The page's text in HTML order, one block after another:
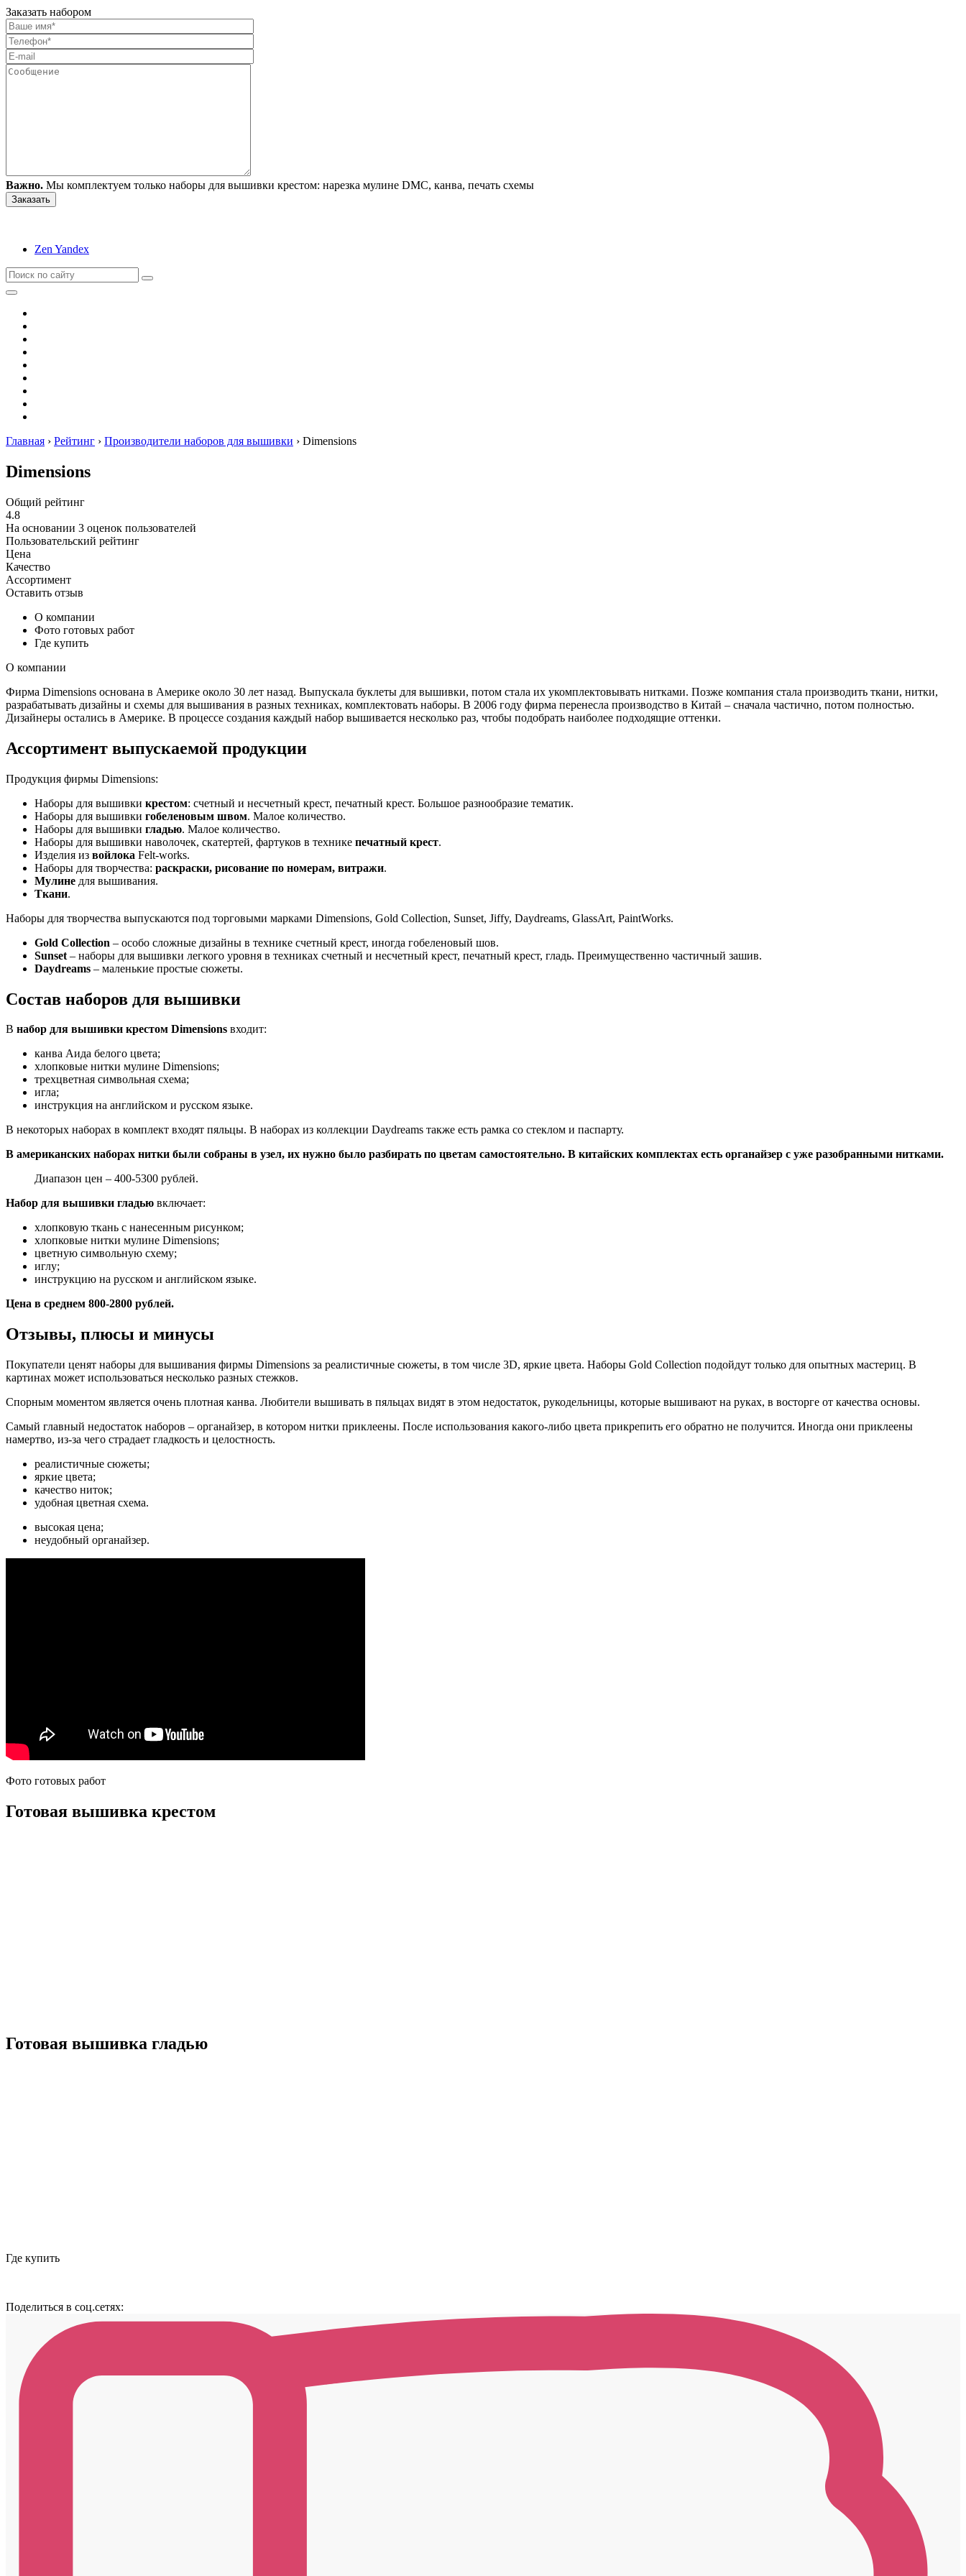
Заказать набором
Важно. Мы комплектуем только наборы для вышивки крестом: нарезка мулине DMC, канва, печать схемы
Zen Yandex
Главная › Рейтинг › Производители наборов для вышивки › Dimensions
Dimensions
Общий рейтинг
4.8
На основании 3 оценок пользователей
Пользовательский рейтинг
Цена
Качество
Ассортимент
Оставить отзыв
О компании
Фото готовых работ
Где купить
О компании
Фирма Dimensions основана в Америке около 30 лет назад. Выпускала буклеты для вышивки, потом стала их укомплектовывать нитками. Позже компания стала производить ткани, нитки,
разрабатывать дизайны и схемы для вышивания в разных техниках, комплектовать наборы. В 2006 году фирма перенесла производство в Китай – сначала частично, потом полностью.
Дизайнеры остались в Америке. В процессе создания каждый набор вышивается несколько раз, чтобы подобрать наиболее подходящие оттенки.
Ассортимент выпускаемой продукции
Продукция фирмы Dimensions:
Наборы для вышивки крестом: счетный и несчетный крест, печатный крест. Большое разнообразие тематик.
Наборы для вышивки гобеленовым швом. Малое количество.
Наборы для вышивки гладью. Малое количество.
Наборы для вышивки наволочек, скатертей, фартуков в технике печатный крест.
Изделия из войлока Felt-works.
Наборы для творчества: раскраски, рисование по номерам, витражи.
Мулине для вышивания.
Ткани.
Наборы для творчества выпускаются под торговыми марками Dimensions, Gold Collection, Sunset, Jiffy, Daydreams, GlassArt, PaintWorks.
Gold Collection – особо сложные дизайны в технике счетный крест, иногда гобеленовый шов.
Sunset – наборы для вышивки легкого уровня в техниках счетный и несчетный крест, печатный крест, гладь. Преимущественно частичный зашив.
Daydreams – маленькие простые сюжеты.
Состав наборов для вышивки
В набор для вышивки крестом Dimensions входит:
канва Аида белого цвета;
хлопковые нитки мулине Dimensions;
трехцветная символьная схема;
игла;
инструкция на английском и русском языке.
В некоторых наборах в комплект входят пяльцы. В наборах из коллекции Daydreams также есть рамка со стеклом и паспарту.
В американских наборах нитки были собраны в узел, их нужно было разбирать по цветам самостоятельно. В китайских комплектах есть органайзер с уже разобранными нитками.
Диапазон цен – 400-5300 рублей.
Набор для вышивки гладью включает:
хлопковую ткань с нанесенным рисунком;
хлопковые нитки мулине Dimensions;
цветную символьную схему;
иглу;
инструкцию на русском и английском языке.
Цена в среднем 800-2800 рублей.
Отзывы, плюсы и минусы
Покупатели ценят наборы для вышивания фирмы Dimensions за реалистичные сюжеты, в том числе 3D, яркие цвета. Наборы Gold Collection подойдут только для опытных мастериц. В
картинах может использоваться несколько разных стежков.
Спорным моментом является очень плотная канва. Любители вышивать в пяльцах видят в этом недостаток, рукодельницы, которые вышивают на руках, в восторге от качества основы.
Самый главный недостаток наборов – органайзер, в котором нитки приклеены. После использования какого-либо цвета прикрепить его обратно не получится. Иногда они приклеены
намертво, из-за чего страдает гладкость и целостность.
реалистичные сюжеты;
яркие цвета;
качество ниток;
удобная цветная схема.
высокая цена;
неудобный органайзер.
Фото готовых работ
Готовая вышивка крестом
Готовая вышивка гладью
Где купить
Поделиться в соц.сетях: